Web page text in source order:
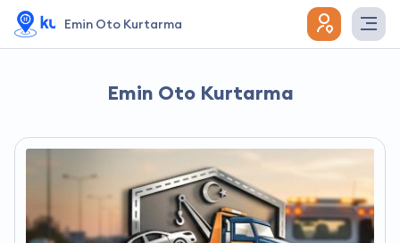
Emin Oto Kurtarma
Emin Oto Kurtarma